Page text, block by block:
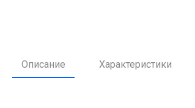
Описание Характеристики